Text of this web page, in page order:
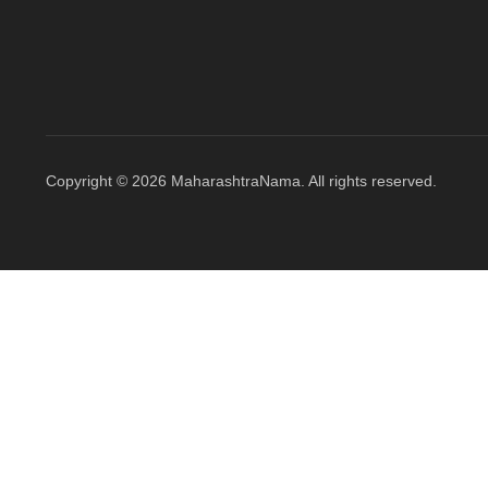
Copyright © 2026 MaharashtraNama. All rights reserved.